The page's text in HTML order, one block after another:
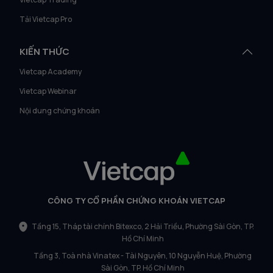
Tải Vietcap Pro
KIẾN THỨC
Vietcap Academy
Vietcap Webinar
Nội dung chứng khoán
CÔNG TY CỔ PHẦN CHỨNG KHOÁN VIETCAP
Tầng 15, Tháp tài chính Bitexco, 2 Hải Triều, Phường Sài Gòn, TP.
Hồ Chí Minh
Tầng 3, Toà nhà Vinatex - Tài Nguyên, 10 Nguyễn Huệ, Phường
Sài Gòn, TP. Hồ Chí Minh